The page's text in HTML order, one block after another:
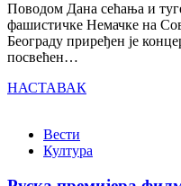
Поводом Дана сећања и
фашистичке Немачке на
Београду приређен је
посвећен…
НАСТАВАК
Вести
Култура